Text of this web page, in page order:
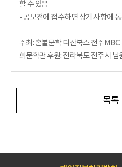
할 수 있음
- 공모전에 접수하면 상기 사항에
주최: 혼불문학 다산북스 전주
희문학관 후원: 전라북도 전주시 남
목록